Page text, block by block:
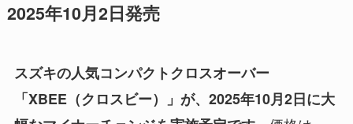
2025年10月2日発売
スズキの人気コンパクトクロスオーバー
「XBEE（クロスビー）」が、2025年10月2日に大